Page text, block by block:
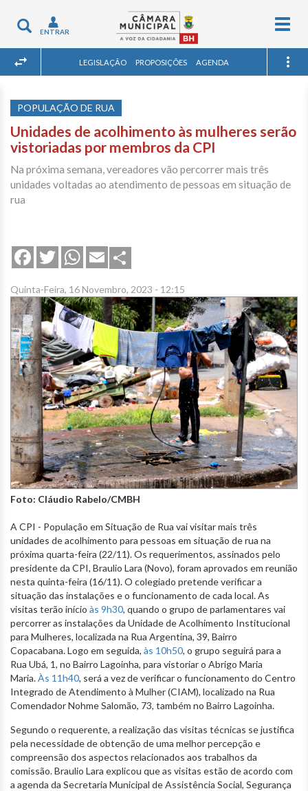
Toggle
navigation
ENTRAR
LEGISLAÇÃO PROPOSIÇÕES AGENDA
POPULAÇÃO DE RUA
Unidades de acolhimento às mulheres serão
vistoriadas por membros da CPI
Na próxima semana, vereadores vão percorrer mais três
unidades voltadas ao atendimento de pessoas em situação de
rua
FacebookTwitterWhatsApp
Email
Quinta-Feira, 16 Novembro, 2023 - 12:15
Foto: Cláudio Rabelo/CMBH
A CPI - População em Situação de Rua vai visitar mais três
unidades de acolhimento para pessoas em situação de rua na
próxima quarta-feira (22/11). Os requerimentos, assinados pelo
presidente da CPI, Braulio Lara (Novo), foram aprovados em reunião
nesta quinta-feira (16/11). O colegiado pretende verificar a
situação das instalações e o funcionamento de cada local. As
visitas terão início às 9h30, quando o grupo de parlamentares vai
percorrer as instalações da Unidade de Acolhimento Institucional
para Mulheres, localizada na Rua Argentina, 39, Bairro
Copacabana. Logo em seguida, às 10h50, o grupo seguirá para a
Rua Ubá, 1, no Bairro Lagoinha, para vistoriar o Abrigo Maria
Maria.Às 11h40, será a vez de verificar o funcionamento do Centro
Integrado de Atendimento à Mulher (CIAM), localizado na Rua
Comendador Nohme Salomão, 73, também no Bairro Lagoinha.
Segundo o requerente, a realização das visitas técnicas se justifica
pela necessidade de obtenção de uma melhor percepção e
compreensão dos aspectos relacionados aos trabalhos da
comissão. Braulio Lara explicou que as visitas estão de acordo com
a agenda da Secretaria Municipal de Assistência Social, Segurança